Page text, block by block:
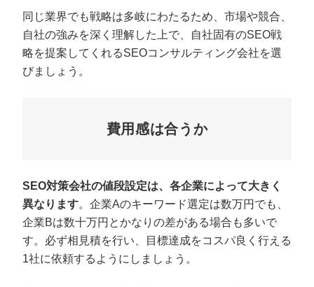
同じ業界でも戦略は多岐にわたるため、市場や競合、
自社の強みを深く理解した上で、自社固有のSEO戦
略を提案してくれるSEOコンサルティング会社を選
びましょう。
費用感は合うか
SEO対策会社の値段設定は、各企業によって大きく
異なります。企業Aのキーワード選定は数万円でも、
企業Bは数十万円とかなりの差がある場合も多いで
す。必ず相見積を行い、目標達成をコスパ良く行える
1社に依頼するようにしましょう。